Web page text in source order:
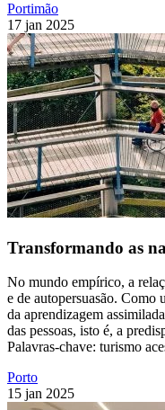
Portimão
17 jan 2025
Transformando as
No mundo empírico, a
e de autopersuasão. Como
da aprendizagem
das pessoas, isto é, a
Palavras-chave: turismo
Porto
15 jan 2025